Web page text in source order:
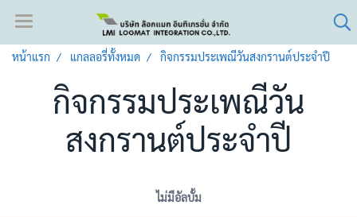
หน้าแรก แกลลอรี่ทั้งหมด กิจกรรมประเพณีวันสงกรานต์ประจำปี
กิจกรรมประเพณีวัน
สงกรานต์ประจำปี
ไม่มีอัลบั้ม